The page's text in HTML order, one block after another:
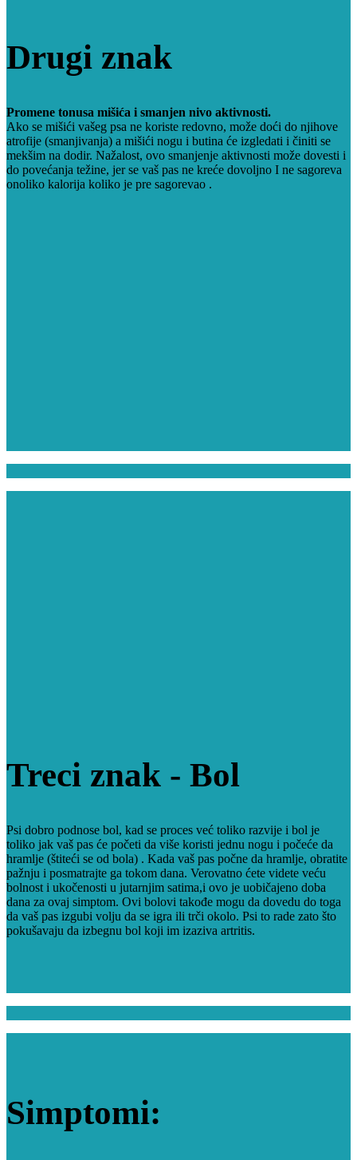
Drugi znak
Promene tonusa mišića i smanjen nivo aktivnosti.
Ako se mišići vašeg psa ne koriste redovno, može doći do njihove
atrofije (smanjivanja) a mišići nogu i butina će izgledati i činiti se
mekšim na dodir. Nažalost, ovo smanjenje aktivnosti može dovesti i
do povećanja težine, jer se vaš pas ne kreće dovoljno I ne sagoreva
onoliko kalorija koliko je pre sagorevao .
Treci znak - Bol
Psi dobro podnose bol, kad se proces već toliko razvije i bol je
toliko jak vaš pas će početi da više koristi jednu nogu i počeće da
hramlje (štiteći se od bola) . Kada vaš pas počne da hramlje, obratite
pažnju i posmatrajte ga tokom dana. Verovatno ćete videte veću
bolnost i ukočenosti u jutarnjim satima,i ovo je uobičajeno doba
dana za ovaj simptom. Ovi bolovi takođe mogu da dovedu do toga
da vaš pas izgubi volju da se igra ili trči okolo. Psi to rade zato što
pokušavaju da izbegnu bol koji im izaziva artritis.
Simptomi: